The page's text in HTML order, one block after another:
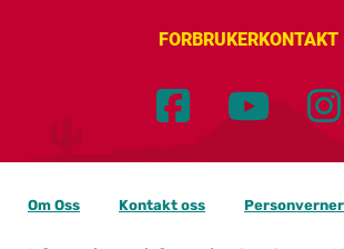
FORBRUKERKONTAKT
Om Oss Kontakt oss